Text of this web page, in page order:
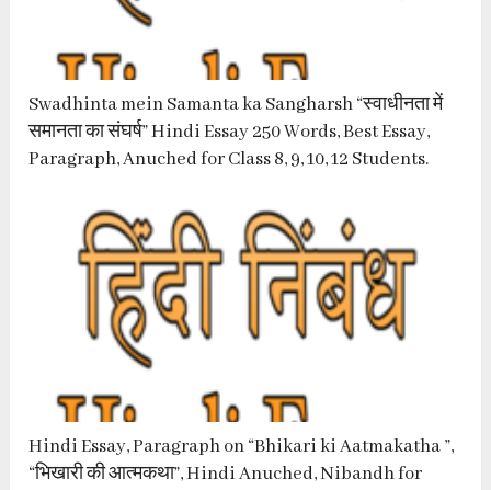
Swadhinta mein Samanta ka Sangharsh “स्वाधीनता में
समानता का संघर्ष” Hindi Essay 250 Words, Best Essay,
Paragraph, Anuched for Class 8, 9, 10, 12 Students.
Hindi Essay, Paragraph on “Bhikari ki Aatmakatha ”,
“भिखारी की आत्मकथा”, Hindi Anuched, Nibandh for